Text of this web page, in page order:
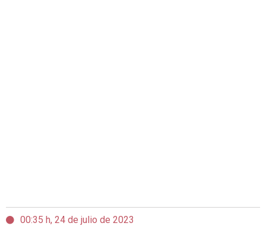
00:35 h, 24 de julio de 2023